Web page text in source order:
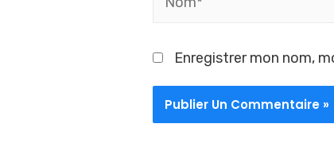
Enregistrer mon nom,